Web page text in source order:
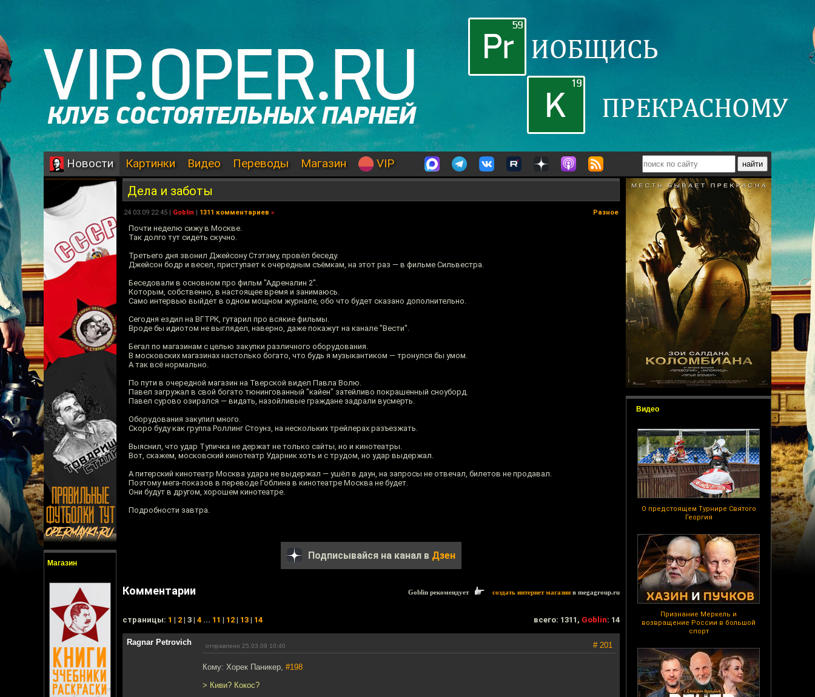
Новости Картинки Видео Переводы Магазин VIP
Магазин
Видео
О предстоящем Турнире Святого
Георгия
Признание Меркель и
возвращение России в большой
спорт
Дела и заботы
24.03.09 22:45 | Goblin | 1311 комментариев » Разное
Почти неделю сижу в Москве.
Так долго тут сидеть скучно.
Третьего дня звонил Джейсону Стэтэму, провёл беседу.
Джейсон бодр и весел, приступает к очередным съёмкам, на этот раз — в фильме Сильвестра.
Беседовали в основном про фильм "Адреналин 2".
Которым, собственно, в настоящее время и занимаюсь.
Само интервью выйдет в одном мощном журнале, обо что будет сказано дополнительно.
Сегодня ездил на ВГТРК, гутарил про всякие фильмы.
Вроде бы идиотом не выглядел, наверно, даже покажут на канале "Вести".
Бегал по магазинам с целью закупки различного оборудования.
В московских магазинах настолько богато, что будь я музыкантиком — тронулся бы умом.
А так всё нормально.
По пути в очередной магазин на Тверской видел Павла Волю.
Павел загружал в свой богато тюнингованный "кайен" затейливо покрашенный сноуборд.
Павел сурово озирался — видать, назойливые граждане задрали вусмерть.
Оборудования закупил много.
Скоро буду как группа Роллинг Стоунз, на нескольких трейлерах разъезжать.
Выяснил, что удар Тупичка не держат не только сайты, но и кинотеатры.
Вот, скажем, московский кинотеатр Ударник хоть и с трудом, но удар выдержал.
А питерский кинотеатр Москва удара не выдержал — ушёл в даун, на запросы не отвечал, билетов не продавал.
Поэтому мега-показов в переводе Гоблина в кинотеатре Москва не будет.
Они будут в другом, хорошем кинотеатре.
Подробности завтра.
Подписывайся на канал в Дзен
Комментарии Goblin рекомендует создать интернет магазин в megagroup.ru
cтраницы: 1 | 2 | 3 | 4 ... 11 | 12 | 13 | 14 всего: 1311, Goblin: 14
Ragnar Petrovich отправлено 25.03.09 10:40 # 201
Кому: Хорек Паникер, #198
> Киви? Кокос?